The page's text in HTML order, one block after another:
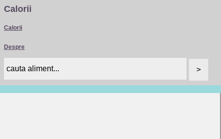
Calorii
Calorii
Despre